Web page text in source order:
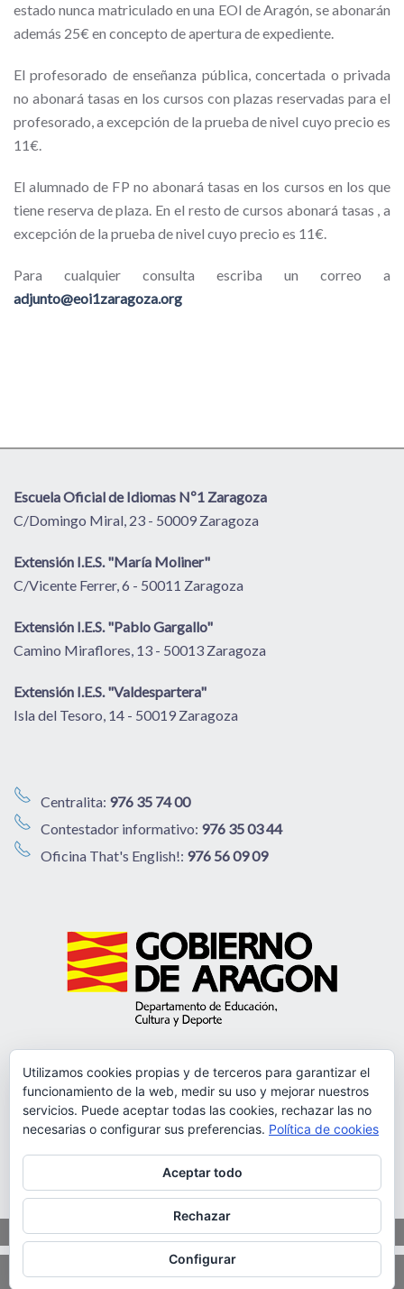
estado nunca matriculado en una EOI de Aragón, se abonarán
además 25€ en concepto de apertura de expediente.
El profesorado de enseñanza pública, concertada o privada
no abonará tasas en los cursos con plazas reservadas para el
profesorado, a excepción de la prueba de nivel cuyo precio es
11€.
El alumnado de FP no abonará tasas en los cursos en los que
tiene reserva de plaza. En el resto de cursos abonará tasas , a
excepción de la prueba de nivel cuyo precio es 11€.
Para cualquier consulta escriba un correo a
adjunto@eoi1zaragoza.org
Escuela Oficial de Idiomas Nº1 Zaragoza
C/Domingo Miral, 23 - 50009 Zaragoza
Extensión I.E.S. "María Moliner"
C/Vicente Ferrer, 6 - 50011 Zaragoza
Extensión I.E.S. "Pablo Gargallo"
Camino Miraflores, 13 - 50013 Zaragoza
Extensión I.E.S. "Valdespartera"
Isla del Tesoro, 14 - 50019 Zaragoza
Centralita: 976 35 74 00
Contestador informativo: 976 35 03 44
Oficina That's English!: 976 56 09 09
Aviso legal y política de cookies
Sitio web desarrollado por ORIX
Utilizamos cookies propias y de terceros para garantizar el
funcionamiento de la web, medir su uso y mejorar nuestros
servicios. Puede aceptar todas las cookies, rechazar las no
necesarias o configurar sus preferencias. Política de cookies
Aceptar todo
Rechazar
Configurar